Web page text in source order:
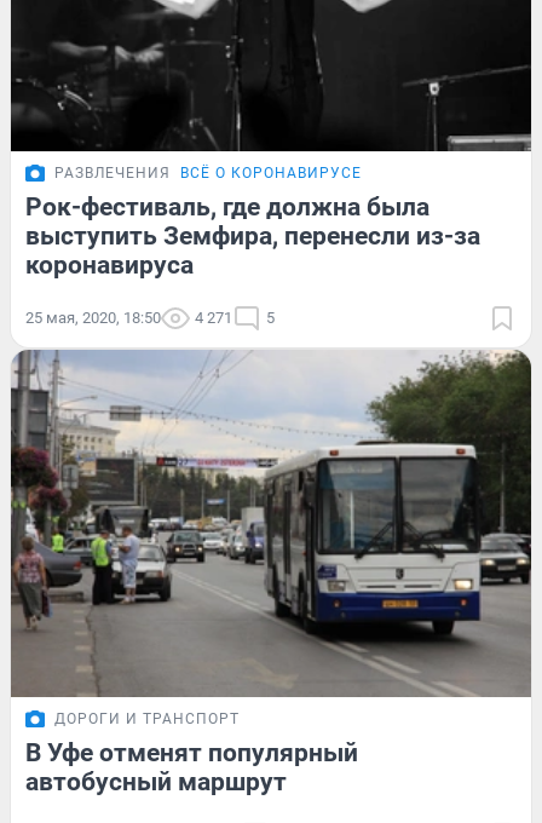
РАЗВЛЕЧЕНИЯ ВСЁ О КОРОНАВИРУСЕ
Рок-фестиваль, где должна была
выступить Земфира, перенесли из-за
коронавируса
25 мая, 2020, 18:50 4 271 5
ДОРОГИ И ТРАНСПОРТ
В Уфе отменят популярный
автобусный маршрут